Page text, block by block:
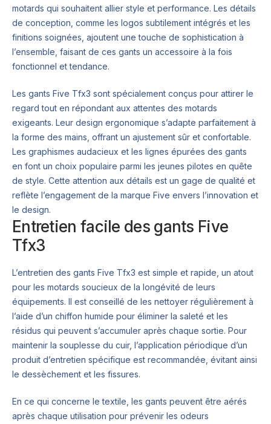
motards qui souhaitent allier style et performance. Les détails
de conception, comme les logos subtilement intégrés et les
finitions soignées, ajoutent une touche de sophistication à
l’ensemble, faisant de ces gants un accessoire à la fois
fonctionnel et tendance.
Les gants Five Tfx3 sont spécialement conçus pour attirer le
regard tout en répondant aux attentes des motards
exigeants. Leur design ergonomique s’adapte parfaitement à
la forme des mains, offrant un ajustement sûr et confortable.
Les graphismes audacieux et les lignes épurées des gants
en font un choix populaire parmi les jeunes pilotes en quête
de style. Cette attention aux détails est un gage de qualité et
reflète l’engagement de la marque Five envers l’innovation et
le design.
Entretien facile des gants Five
Tfx3
L’entretien des gants Five Tfx3 est simple et rapide, un atout
pour les motards soucieux de la longévité de leurs
équipements. Il est conseillé de les nettoyer régulièrement à
l’aide d’un chiffon humide pour éliminer la saleté et les
résidus qui peuvent s’accumuler après chaque sortie. Pour
maintenir la souplesse du cuir, l’application périodique d’un
produit d’entretien spécifique est recommandée, évitant ainsi
le dessèchement et les fissures.
En ce qui concerne le textile, les gants peuvent être aérés
après chaque utilisation pour prévenir les odeurs